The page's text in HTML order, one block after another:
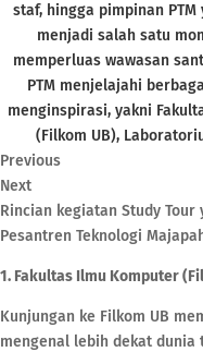
staf, hingga pimpinan
menjadi salah satu
memperluas wawasan
PTM menjelajahi
menginspirasi, yakni
(Filkom UB),
Previous
Next
Rincian kegiatan Study
Pesantren Teknologi
1. Fakultas Ilmu Komputer
Kunjungan ke Filkom UB
mengenal lebih dekat